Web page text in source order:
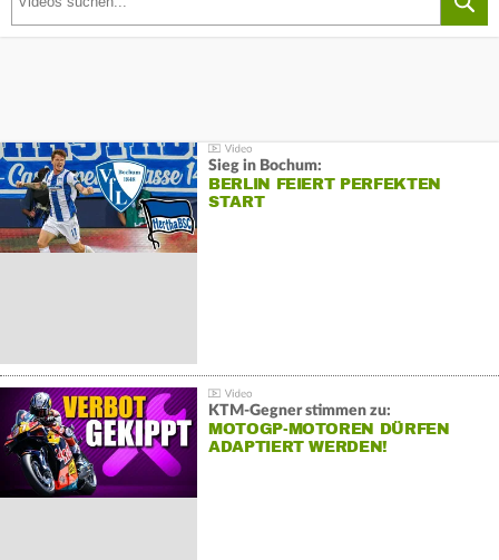
Sieg in Bochum:
BERLIN FEIERT PERFEKTEN
START
KTM-Gegner stimmen zu:
MOTOGP-MOTOREN DÜRFEN
ADAPTIERT WERDEN!